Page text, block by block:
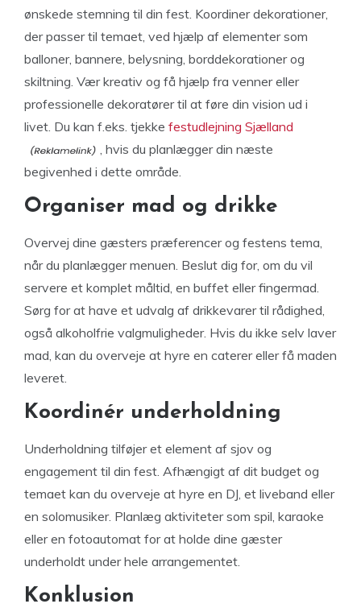
ønskede stemning til din fest. Koordiner dekorationer,
der passer til temaet, ved hjælp af elementer som
balloner, bannere, belysning, borddekorationer og
skiltning. Vær kreativ og få hjælp fra venner eller
professionelle dekoratører til at føre din vision ud i
livet. Du kan f.eks. tjekke festudlejning Sjælland
, hvis du planlægger din næste
begivenhed i dette område.
Organiser mad og drikke
Overvej dine gæsters præferencer og festens tema,
når du planlægger menuen. Beslut dig for, om du vil
servere et komplet måltid, en buffet eller fingermad.
Sørg for at have et udvalg af drikkevarer til rådighed,
også alkoholfrie valgmuligheder. Hvis du ikke selv laver
mad, kan du overveje at hyre en caterer eller få maden
leveret.
Koordinér underholdning
Underholdning tilføjer et element af sjov og
engagement til din fest. Afhængigt af dit budget og
temaet kan du overveje at hyre en DJ, et liveband eller
en solomusiker. Planlæg aktiviteter som spil, karaoke
eller en fotoautomat for at holde dine gæster
underholdt under hele arrangementet.
Konklusion